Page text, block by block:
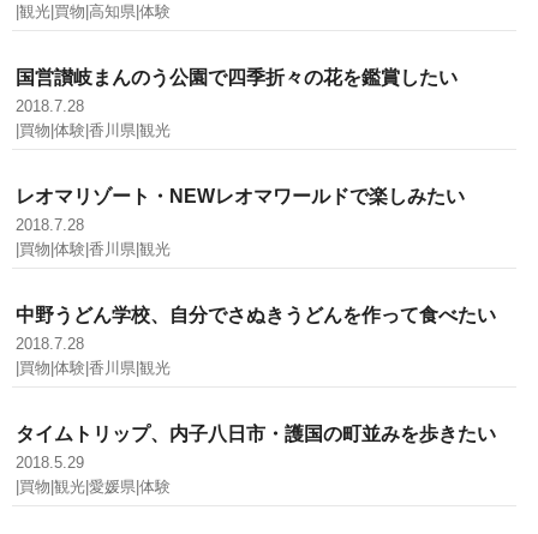
|観光|買物|高知県|体験
国営讃岐まんのう公園で四季折々の花を鑑賞したい
2018.7.28
|買物|体験|香川県|観光
レオマリゾート・NEWレオマワールドで楽しみたい
2018.7.28
|買物|体験|香川県|観光
中野うどん学校、自分でさぬきうどんを作って食べたい
2018.7.28
|買物|体験|香川県|観光
タイムトリップ、内子八日市・護国の町並みを歩きたい
2018.5.29
|買物|観光|愛媛県|体験